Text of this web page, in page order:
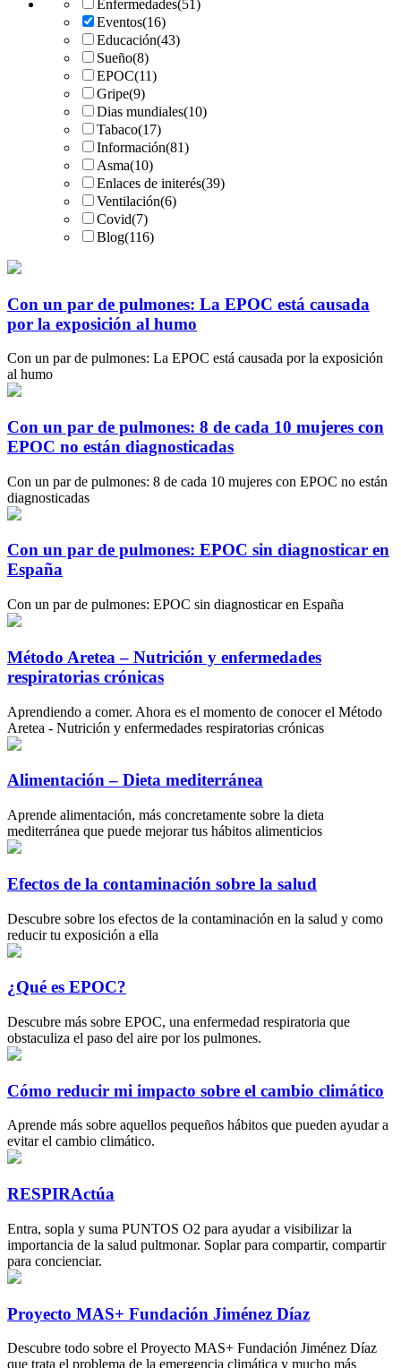
Enfermedades(51)
Eventos(16)
Educación(43)
Sueño(8)
EPOC(11)
Gripe(9)
Dias mundiales(10)
Tabaco(17)
Información(81)
Asma(10)
Enlaces de initerés(39)
Ventilación(6)
Covid(7)
Blog(116)
Con un par de pulmones: La EPOC está causada
por la exposición al humo
Con un par de pulmones: La EPOC está causada por la exposición
al humo
Con un par de pulmones: 8 de cada 10 mujeres con
EPOC no están diagnosticadas
Con un par de pulmones: 8 de cada 10 mujeres con EPOC no están
diagnosticadas
Con un par de pulmones: EPOC sin diagnosticar en
España
Con un par de pulmones: EPOC sin diagnosticar en España
Método Aretea – Nutrición y enfermedades
respiratorias crónicas
Aprendiendo a comer. Ahora es el momento de conocer el Método
Aretea - Nutrición y enfermedades respiratorias crónicas
Alimentación – Dieta mediterránea
Aprende alimentación, más concretamente sobre la dieta
mediterránea que puede mejorar tus hábitos alimenticios
Efectos de la contaminación sobre la salud
Descubre sobre los efectos de la contaminación en la salud y como
reducir tu exposición a ella
¿Qué es EPOC?
Descubre más sobre EPOC, una enfermedad respiratoria que
obstaculiza el paso del aire por los pulmones.
Cómo reducir mi impacto sobre el cambio climático
Aprende más sobre aquellos pequeños hábitos que pueden ayudar a
evitar el cambio climático.
RESPIRActúa
Entra, sopla y suma PUNTOS O2 para ayudar a visibilizar la
importancia de la salud pultmonar. Soplar para compartir, compartir
para concienciar.
Proyecto MAS+ Fundación Jiménez Díaz
Descubre todo sobre el Proyecto MAS+ Fundación Jiménez Díaz
que trata el problema de la emergencia climática y mucho más